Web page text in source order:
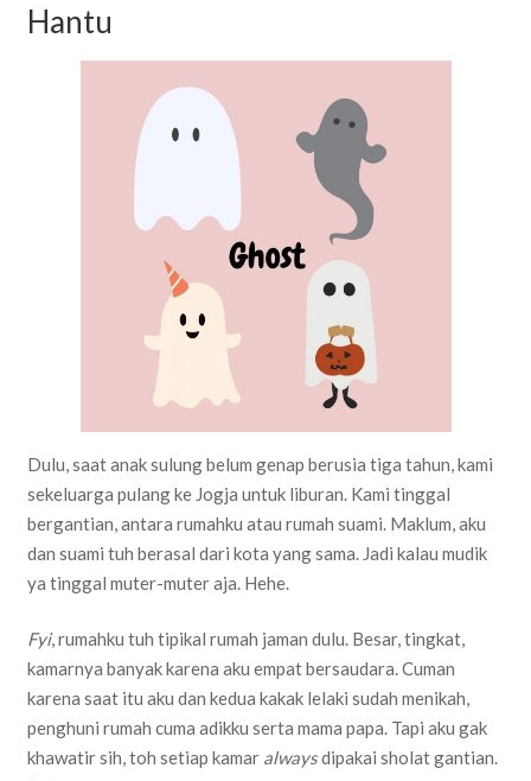
Hantu
Dulu, saat anak sulung belum genap berusia tiga tahun, kami
sekeluarga pulang ke Jogja untuk liburan. Kami tinggal
bergantian, antara rumahku atau rumah suami. Maklum, aku
dan suami tuh berasal dari kota yang sama. Jadi kalau mudik
ya tinggal muter-muter aja. Hehe.
Fyi, rumahku tuh tipikal rumah jaman dulu. Besar, tingkat,
kamarnya banyak karena aku empat bersaudara. Cuman
karena saat itu aku dan kedua kakak lelaki sudah menikah,
penghuni rumah cuma adikku serta mama papa. Tapi aku gak
khawatir sih, toh setiap kamar alwaysdipakai sholat gantian.